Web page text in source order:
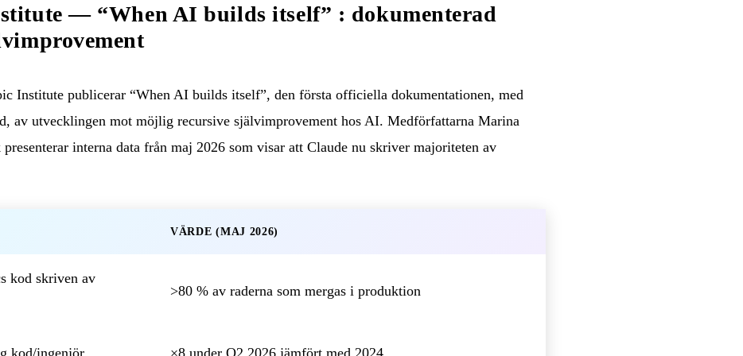
— “When AI builds itself” : dokumenterad
Institute publicerar “When AI builds itself”, den första officiella dokumentationen, med
av utvecklingen mot möjlig recursive självimprovement hos AI. Medförfattarna Marina
interna data från maj 2026 som visar att Claude nu skriver majoriteten av
VÄRDE (MAJ 2026)
kod skriven av
>80 % av raderna som mergas i produktion
kod/ingenjör ×8 under Q2 2026 jämfört med 2024